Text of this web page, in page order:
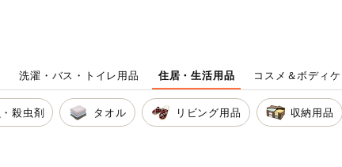
洗濯・バス・トイレ用品 住居・生活用品 コスメ＆ボディ
殺虫剤 タオル リビング用品 収納用品